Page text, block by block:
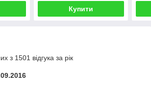
Купити
з 1501 відгука за рік